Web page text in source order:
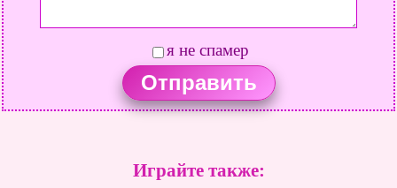
я не спамер
Играйте также: